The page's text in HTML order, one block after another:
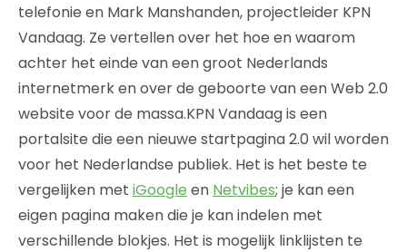
telefonie en Mark Manshanden, projectleider KPN
Vandaag. Ze vertellen over het hoe en waarom
achter het einde van een groot Nederlands
internetmerk en over de geboorte van een Web 2.0
website voor de massa.KPN Vandaag is een
portalsite die een nieuwe startpagina 2.0 wil worden
voor het Nederlandse publiek. Het is het beste te
vergelijken met iGoogle en Netvibes; je kan een
eigen pagina maken die je kan indelen met
verschillende blokjes. Het is mogelijk linklijsten te